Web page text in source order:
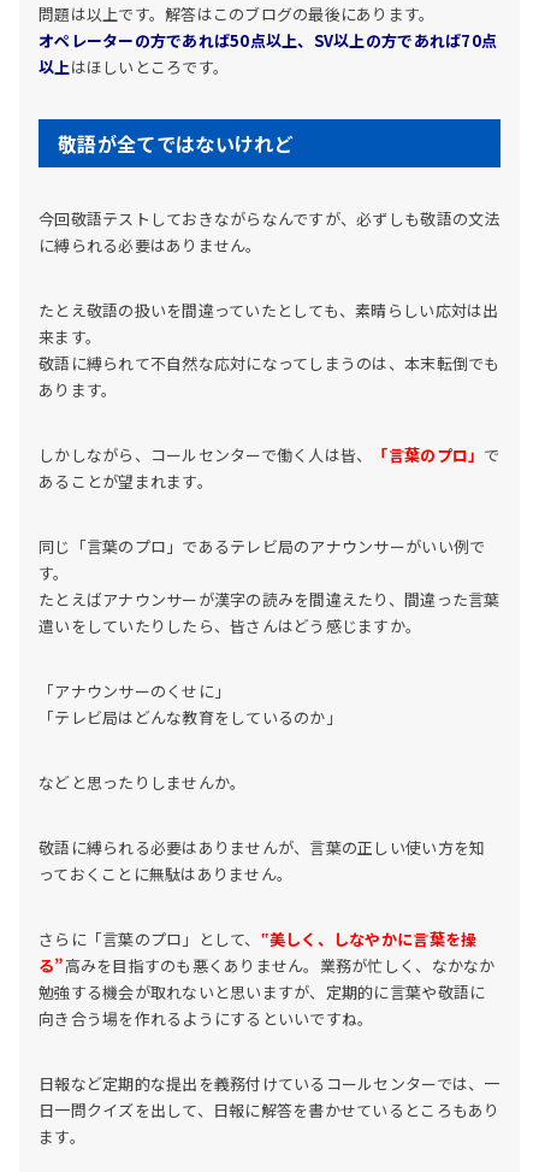
問題は以上です。解答はこのブログの最後にあります。
オペレーターの方であれば50点以上、SV以上の方であれば70点
以上はほしいところです。
敬語が全てではないけれど
今回敬語テストしておきながらなんですが、必ずしも敬語の文法
に縛られる必要はありません。
たとえ敬語の扱いを間違っていたとしても、素晴らしい応対は出
来ます。
敬語に縛られて不自然な応対になってしまうのは、本末転倒でも
あります。
しかしながら、コールセンターで働く人は皆、 「言葉のプロ」 で
あることが望まれます。
同じ「言葉のプロ」であるテレビ局のアナウンサーがいい例で
す。
たとえばアナウンサーが漢字の読みを間違えたり、間違った言葉
遣いをしていたりしたら、皆さんはどう感じますか。
「アナウンサーのくせに」
「テレビ局はどんな教育をしているのか」
などと思ったりしませんか。
敬語に縛られる必要はありませんが、言葉の正しい使い方を知
っておくことに無駄はありません。
さらに「言葉のプロ」として、 ‟美しく、しなやかに言葉を操
る”高みを目指すのも悪くありません。業務が忙しく、なかなか
勉強する機会が取れないと思いますが、定期的に言葉や敬語に
向き合う場を作れるようにするといいですね。
日報など定期的な提出を義務付けているコールセンターでは、一
日一問クイズを出して、日報に解答を書かせているところもあり
ます。